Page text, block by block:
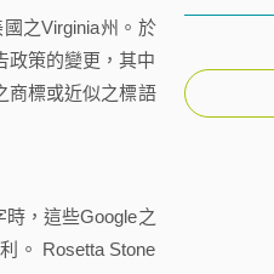
之Virginia州。於
政策的變更，其中
商標或近似之標語
，這些Google之
。 Rosetta Stone